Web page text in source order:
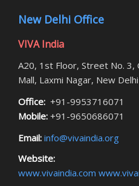
New Delhi Office
VIVA India
A20, 1st Floor, Street No. 3,
Mall, Laxmi Nagar, New
Office: +91-9953716071
Mobile: +91-9650686071
Email: info@vivaindia.org
Website:
www.vivaindia.com